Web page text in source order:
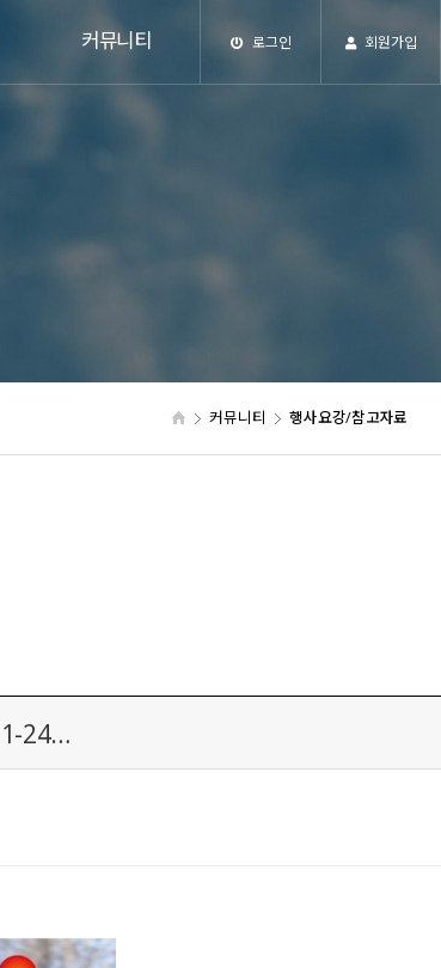
커뮤니티 로그인 회원가입
커뮤니티 행사요강/참고자료
24…